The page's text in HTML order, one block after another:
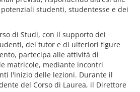
studenti, studentesse e dei
di Studi, con il supporto dei
dei tutor e di ulteriori figure
partecipa alle attività di
matricole, mediante incontri
l'inizio delle lezioni. Durante il
del Corso di Laurea, il Direttore